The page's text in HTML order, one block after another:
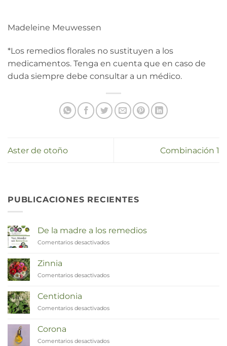
Madeleine Meuwessen
*Los remedios florales no sustituyen a los
medicamentos. Tenga en cuenta que en caso de
duda siempre debe consultar a un médico.
Aster de otoño Combinación 1
PUBLICACIONES RECIENTES
De la madre a los remedios
Comentarios desactivados
Zinnia
Comentarios desactivados
Centidonia
Comentarios desactivados
Corona
Comentarios desactivados